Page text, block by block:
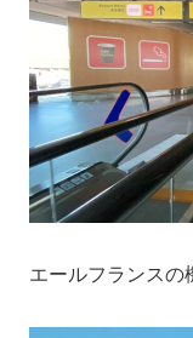
エールフランスの